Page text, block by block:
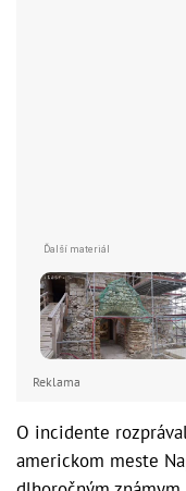
Reklama
O incidente
americkom meste